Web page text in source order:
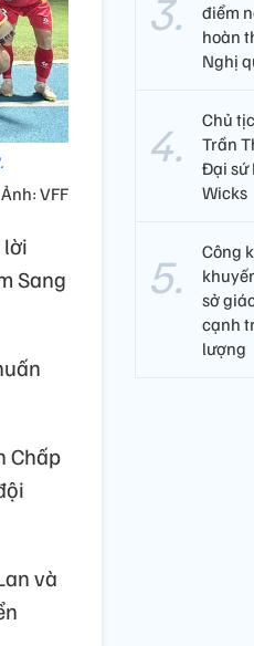
Ảnh: VFF
lời
Sang
Chấp
và
điểm
hoàn
Nghị
Chủ
Trần
Đại sứ
Wicks
Công
sở
cạnh
lượng​